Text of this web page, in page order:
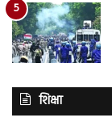
शिक्षा